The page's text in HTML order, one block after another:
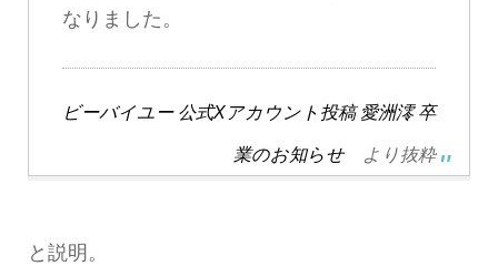
なりました。
ビーバイユー 公式Xアカウント投稿 愛洲澪 卒
業のお知らせより抜粋
と説明。